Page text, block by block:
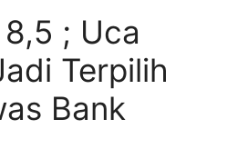
; Uca
Terpilih
Bank